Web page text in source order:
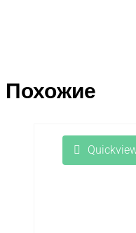
Похожие